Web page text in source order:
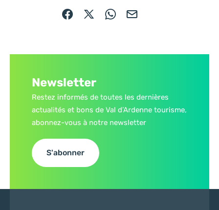
Partager sur Facebook (nouvelle fenêtre)
Partager sur X / Twitter (nouvelle
Partager sur WhatsApp
Partager par mail
Newsletter
Restez informés de toutes les dernières
actualités et bons de Val d’Ardenne tourisme,
abonnez-vous à notre newsletter
S'abonner